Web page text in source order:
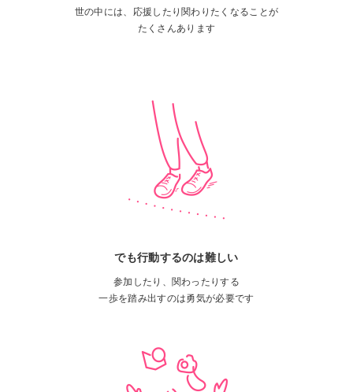
世の中には、応援したり関わりたくなることが
たくさんあります
でも行動するのは難しい
参加したり、関わったりする
一歩を踏み出すのは勇気が必要です